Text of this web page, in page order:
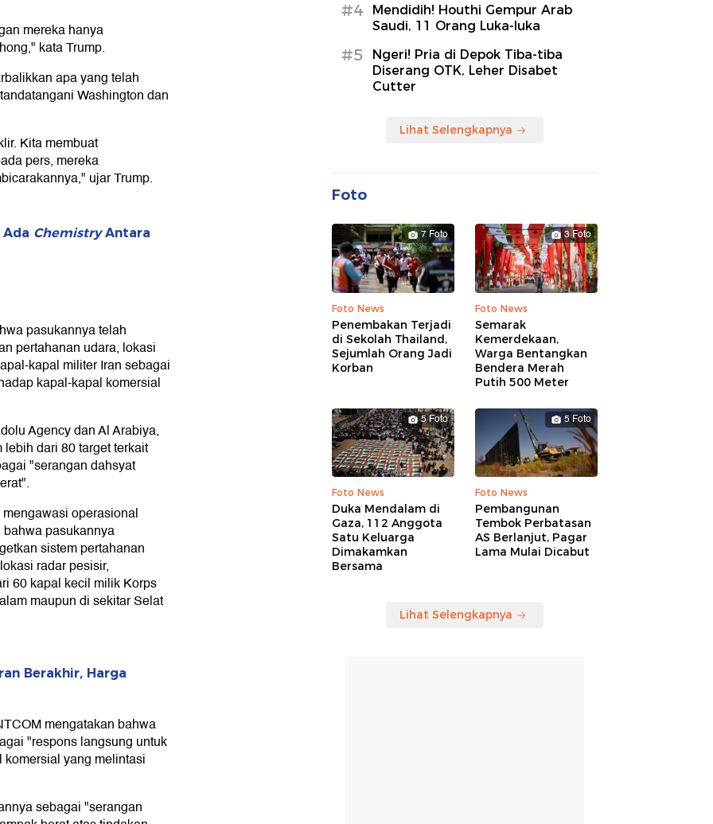
mereka hanya
kata Trump.
apa yang telah
Washington dan
Kita membuat
pers, mereka
ujar Trump.
ChemistryAntara
pasukannya telah
pertahanan udara, lokasi
kapal militer Iran sebagai
kapal-kapal komersial
Agency dan Al Arabiya,
dari 80 target terkait
"serangan dahsyat
operasional
bahwa pasukannya
sistem pertahanan
radar pesisir,
60 kapal kecil milik Korps
maupun di sekitar Selat
Berakhir, Harga
mengatakan bahwa
"respons langsung untuk
yang melintasi
sebagai "serangan
#4
Mendidih! Houthi Gempur Arab
Saudi, 11 Orang Luka-luka
#5
Ngeri! Pria di Depok Tiba-tiba
Diserang OTK, Leher Disabet
Cutter
Lihat Selengkapnya
Foto
7 Foto
Foto News
Penembakan Terjadi
di Sekolah Thailand,
Sejumlah Orang Jadi
Korban
3 Foto
Foto News
Semarak
Kemerdekaan,
Warga Bentangkan
Bendera Merah
Putih 500 Meter
5 Foto
Foto News
Duka Mendalam di
Gaza, 112 Anggota
Satu Keluarga
Dimakamkan
Bersama
5 Foto
Foto News
Pembangunan
Tembok Perbatasan
AS Berlanjut, Pagar
Lama Mulai Dicabut
Lihat Selengkapnya